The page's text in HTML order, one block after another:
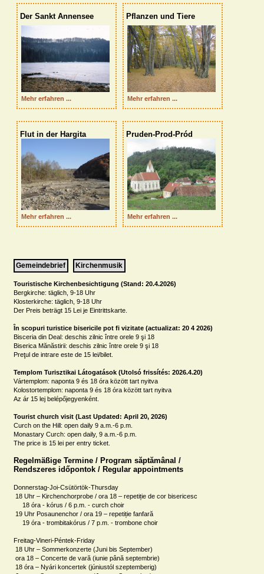
Der Sankt Annensee
  Mehr erfahren ...
Pflanzen und Tiere
  Mehr erfahren ...
Flut in der Hargita
  Mehr erfahren ...
Pruden-Prod-Pród
  Mehr erfahren ...
Gemeindebrief Kirchenmusik
Touristische Kirchenbesichtigung (Stand: 20.4.2026)
Bergkirche: täglich, 9-18 Uhr
Klosterkirche: täglich, 9-18 Uhr
Der Preis beträgt 15 Lei je Eintrittskarte.
În scopuri turistice bisericile pot fi vizitate (actualizat: 20 4 2026)
Bisceria din Deal: deschis zilnic între orele 9 şi 18
Biserica Mănăstirii: deschis zilnic între orele 9 şi 18
Preţul de intrare este de 15 lei/bilet.
Templom Turisztikai Látogatások (Utolsó frissítés: 2026.4.20)
Vártemplom: naponta 9 és 18 óra között tart nyitva
Kolostortemplom: naponta 9 és 18 óra között tart nyitva
Az ár 15 lej belépőjegyenként.
Tourist church visit (Last Updated: April 20, 2026)
Curch on the Hill: open daily 9 a.m.-6 p.m.
Monastary Curch: open daily, 9 a.m.-6 p.m.
The price is 15 lei per entry ticket.
Regelmäßige Termine / Program săptămânal /
Rendszeres időpontok / Regular appointments
Donnerstag-Joi-Csütörtök-Thursday
Freitag-Vineri-Péntek-Friday